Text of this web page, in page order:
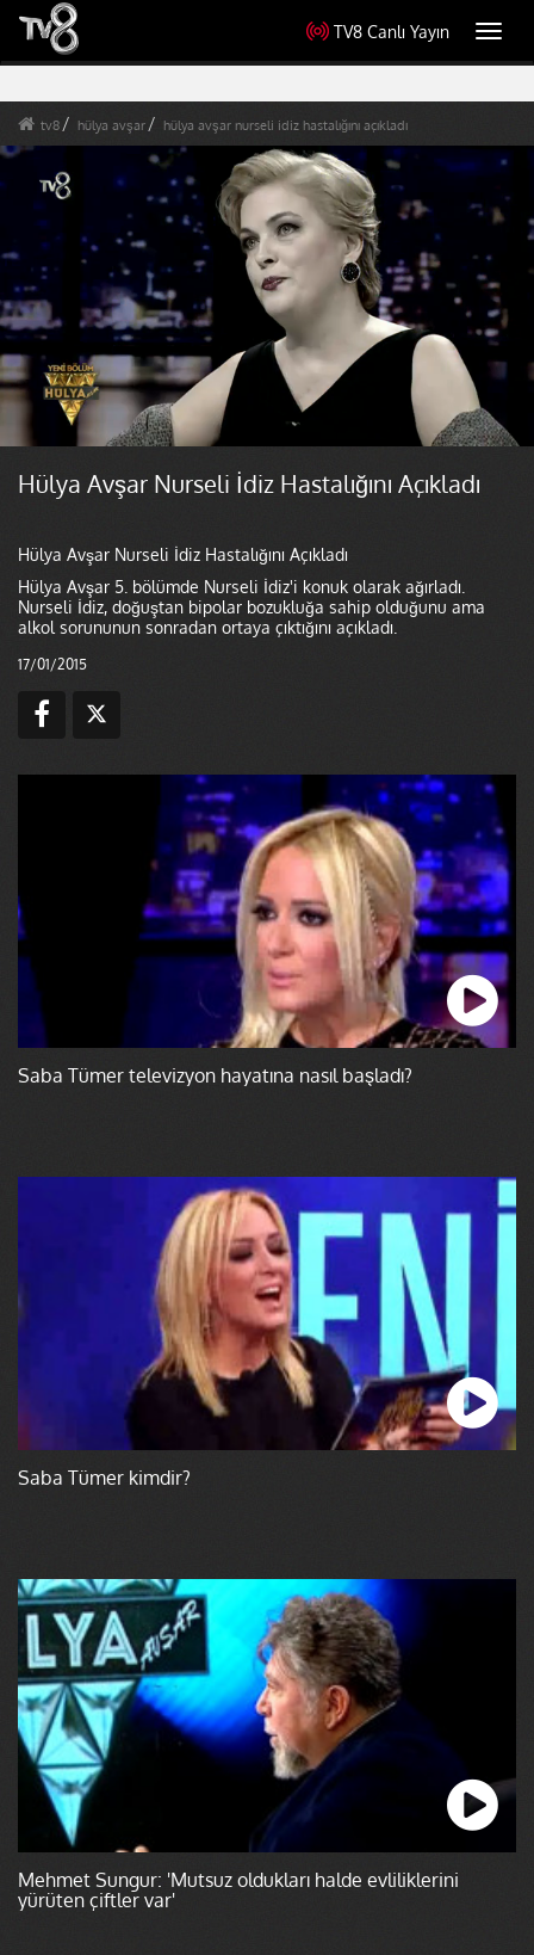
TV8 Canlı Yayın
tv8 hülya avşar hülya avşar nurseli idiz hastalığını açıkladı
Hülya Avşar Nurseli İdiz Hastalığını Açıkladı
Hülya Avşar Nurseli İdiz Hastalığını Açıkladı
Hülya Avşar 5. bölümde Nurseli İdiz'i konuk olarak ağırladı.
Nurseli İdiz, doğuştan bipolar bozukluğa sahip olduğunu ama
alkol sorununun sonradan ortaya çıktığını açıkladı.
17/01/2015
Saba Tümer televizyon hayatına nasıl başladı?
Saba Tümer kimdir?
Mehmet Sungur: 'Mutsuz oldukları halde evliliklerini
yürüten çiftler var'